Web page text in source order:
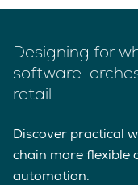
Designing for
software-
retail
Discover practical
chain more flexible
automation.